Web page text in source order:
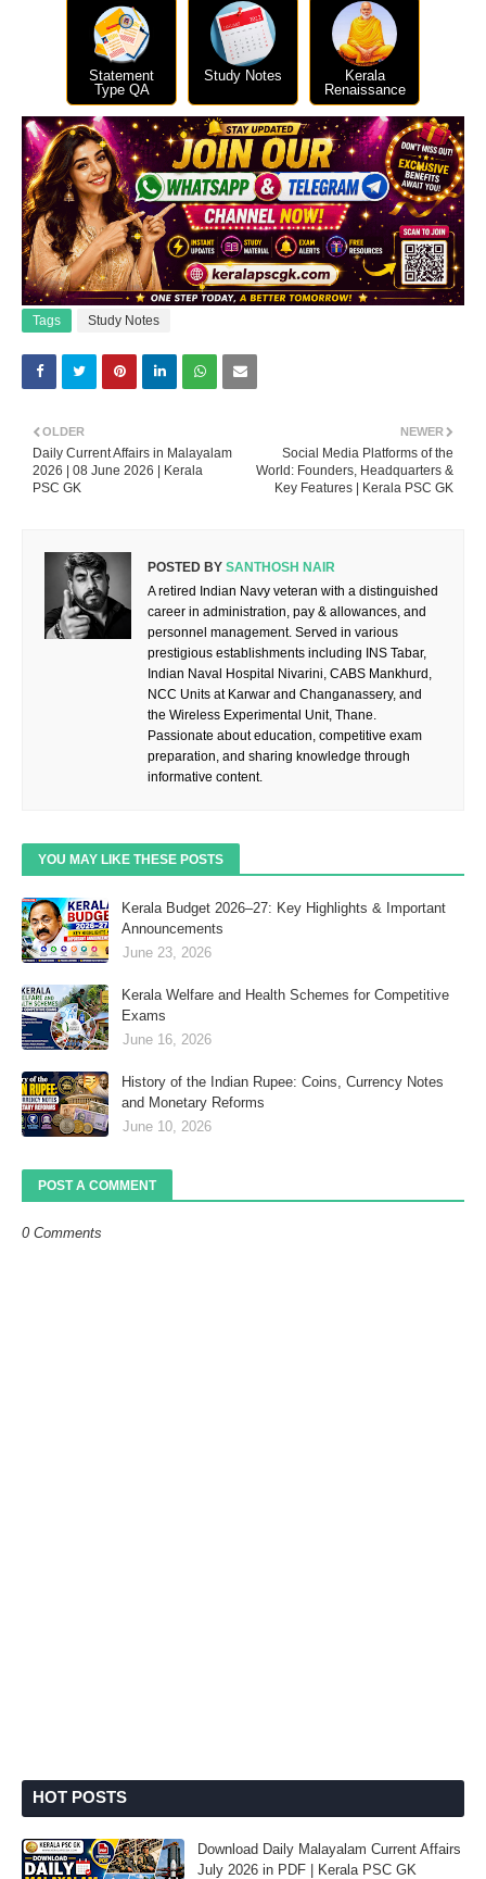
Statement
Type QA
Study Notes
Kerala
Renaissance
Tags Study Notes
NEWER
Social Media Platforms of the
World: Founders, Headquarters &
Key Features | Kerala PSC GK
OLDER
Daily Current Affairs in Malayalam
2026 | 08 June 2026 | Kerala
PSC GK
POSTED BY SANTHOSH NAIR
A retired Indian Navy veteran with a distinguished
career in administration, pay & allowances, and
personnel management. Served in various
prestigious establishments including INS Tabar,
Indian Naval Hospital Nivarini, CABS Mankhurd,
NCC Units at Karwar and Changanassery, and
the Wireless Experimental Unit, Thane.
Passionate about education, competitive exam
preparation, and sharing knowledge through
informative content.
YOU MAY LIKE THESE POSTS
Kerala Budget 2026–27: Key Highlights & Important
Announcements
June 23, 2026
Kerala Welfare and Health Schemes for Competitive
Exams
June 16, 2026
History of the Indian Rupee: Coins, Currency Notes
and Monetary Reforms
June 10, 2026
POST A COMMENT
0 Comments
HOT POSTS
Download Daily Malayalam Current Affairs
July 2026 in PDF | Kerala PSC GK